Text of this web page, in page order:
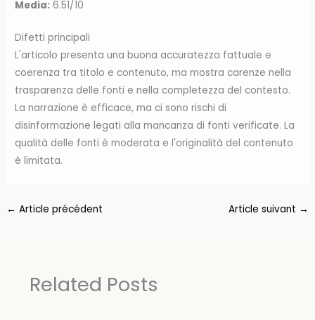
Media: 6.51/10
Difetti principali
L'articolo presenta una buona accuratezza fattuale e
coerenza tra titolo e contenuto, ma mostra carenze nella
trasparenza delle fonti e nella completezza del contesto.
La narrazione è efficace, ma ci sono rischi di
disinformazione legati alla mancanza di fonti verificate. La
qualità delle fonti è moderata e l'originalità del contenuto
è limitata.
← Article précédent Article suivant →
Related Posts